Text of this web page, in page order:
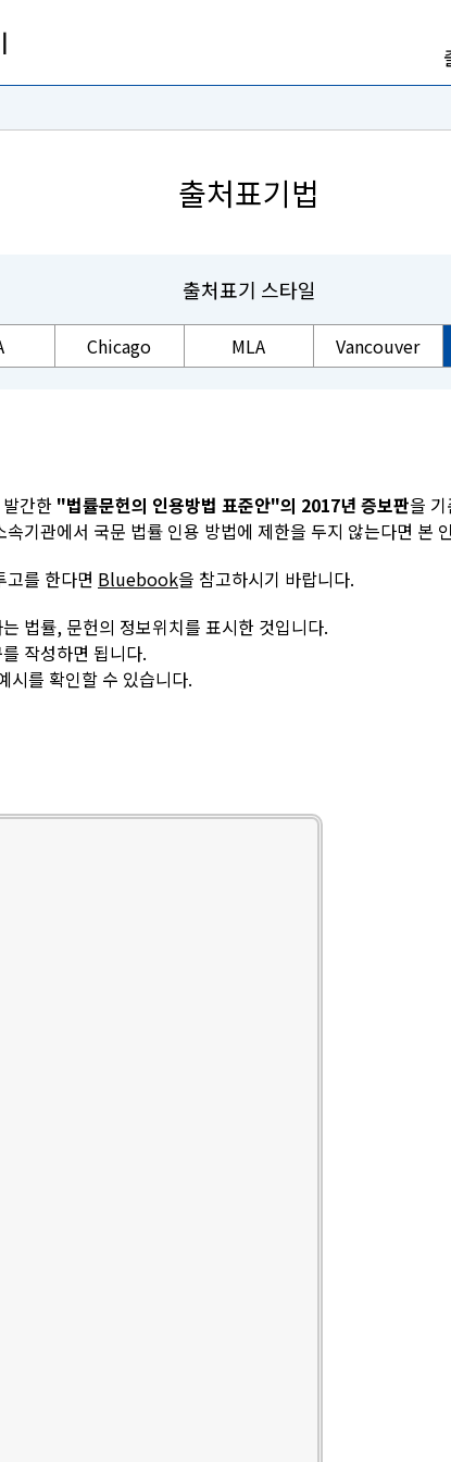
출처표기법
출처표기 스타일
Chicago MLA Vancouver
간한 "법률문헌의 인용방법 표준안"의 2017년 증보판을
기관에서 국문 법률 인용 방법에 제한을 두지 않는다면 본
고를 한다면 Bluebook을 참고하시기 바랍니다.
법률, 문헌의 정보위치를 표시한 것입니다.
작성하면 됩니다.
시를 확인할 수 있습니다.